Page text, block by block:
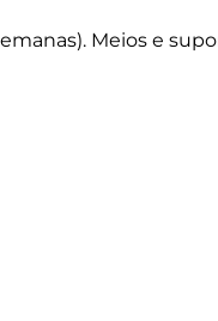
Meios e